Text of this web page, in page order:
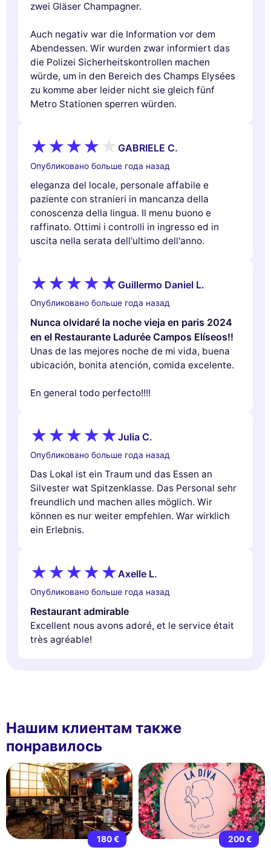
zwei Gläser Champagner.
Auch negativ war die Information vor dem
Abendessen. Wir wurden zwar informiert das
die Polizei Sicherheitskontrollen machen
würde, um in den Bereich des Champs Elysées
zu komme aber leider nicht sie gleich fünf
Metro Stationen sperren würden.
GABRIELE C.
Опубликовано больше года назад
eleganza del locale, personale affabile e
paziente con stranieri in mancanza della
conoscenza della lingua. Il menu buono e
raffinato. Ottimi i controlli in ingresso ed in
uscita nella serata dell'ultimo dell'anno.
Guillermo Daniel L.
Опубликовано больше года назад
Nunca olvidaré la noche vieja en paris 2024
en el Restaurante Ladurée Campos Elíseos!!
Unas de las mejores noche de mi vida, buena
ubicación, bonita atención, comida excelente.
En general todo perfecto!!!!
Julia C.
Опубликовано больше года назад
Das Lokal ist ein Traum und das Essen an
Silvester wat Spitzenklasse. Das Personal sehr
freundlich und machen alles möglich. Wir
können es nur weiter empfehlen. War wirklich
ein Erlebnis.
Axelle L.
Опубликовано больше года назад
Restaurant admirable
Excellent nous avons adoré, et le service était
très agréable!
Нашим клиентам также
понравилось
180 € 200 €